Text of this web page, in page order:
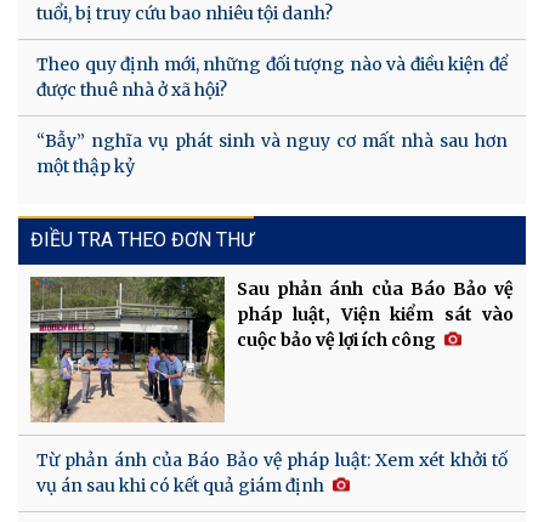
tuổi, bị truy cứu bao nhiêu tội danh?
Theo quy định mới, những đối tượng nào và điều kiện để
được thuê nhà ở xã hội?
“Bẫy” nghĩa vụ phát sinh và nguy cơ mất nhà sau hơn
một thập kỷ
ĐIỀU TRA THEO ĐƠN THƯ
Sau phản ánh của Báo Bảo vệ
pháp luật, Viện kiểm sát vào
cuộc bảo vệ lợi ích công
Từ phản ánh của Báo Bảo vệ pháp luật: Xem xét khởi tố
vụ án sau khi có kết quả giám định